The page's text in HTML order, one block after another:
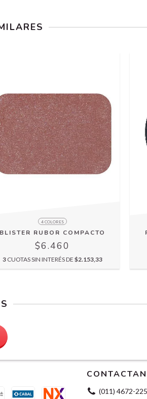
4 COLORES
BLISTER RUBOR COMPACTO
$6.460
3 CUOTAS SIN INTERÉS DE $2.153,33
(011) 4672-